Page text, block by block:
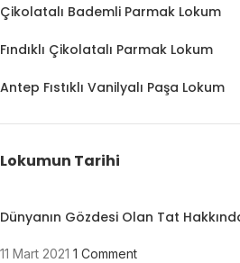
Çikolatalı Bademli Parmak Lokum
Fındıklı Çikolatalı Parmak Lokum
Antep Fıstıklı Vanilyalı Paşa Lokum
Lokumun Tarihi
Dünyanın Gözdesi Olan Tat
11 Mart 2021 1 Comment